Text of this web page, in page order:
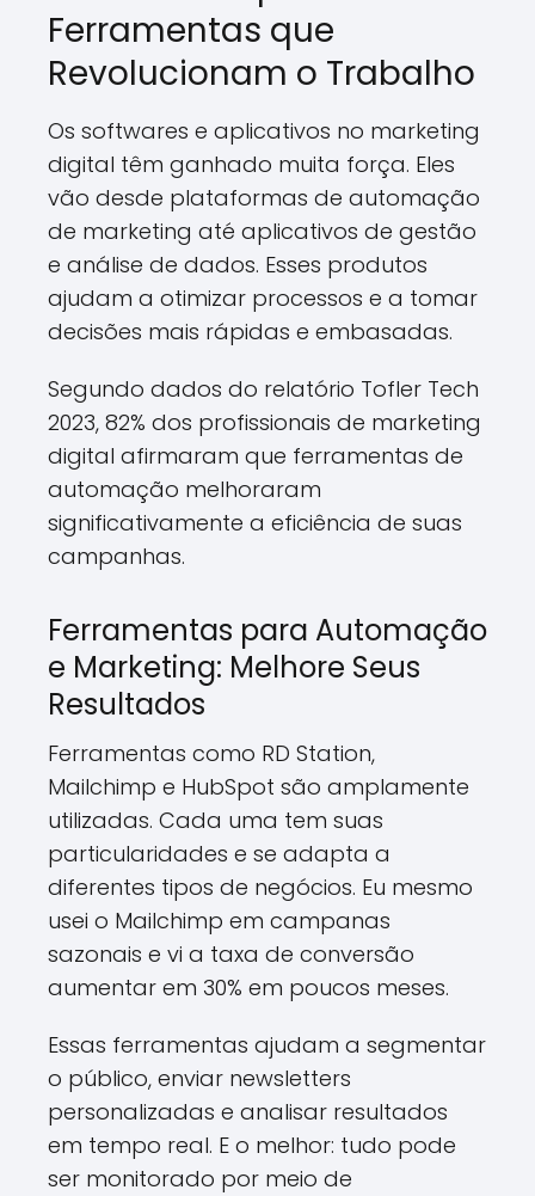
Ferramentas que
Revolucionam o Trabalho
Os softwares e aplicativos no marketing
digital têm ganhado muita força. Eles
vão desde plataformas de automação
de marketing até aplicativos de gestão
e análise de dados. Esses produtos
ajudam a otimizar processos e a tomar
decisões mais rápidas e embasadas.
Segundo dados do relatório Tofler Tech
2023, 82% dos profissionais de marketing
digital afirmaram que ferramentas de
automação melhoraram
significativamente a eficiência de suas
campanhas.
Ferramentas para Automação
e Marketing: Melhore Seus
Resultados
Ferramentas como RD Station,
Mailchimp e HubSpot são amplamente
utilizadas. Cada uma tem suas
particularidades e se adapta a
diferentes tipos de negócios. Eu mesmo
usei o Mailchimp em campanas
sazonais e vi a taxa de conversão
aumentar em 30% em poucos meses.
Essas ferramentas ajudam a segmentar
o público, enviar newsletters
personalizadas e analisar resultados
em tempo real. E o melhor: tudo pode
ser monitorado por meio de